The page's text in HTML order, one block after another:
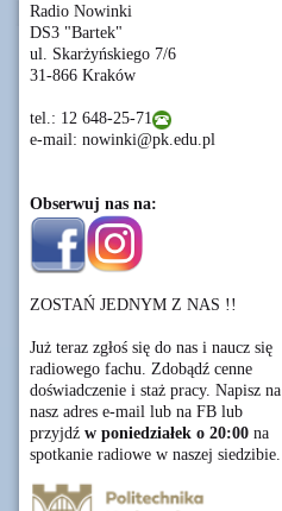
Radio Nowinki
DS3 "Bartek"
ul. Skarżyńskiego 7/6
31-866 Kraków
tel.: 12 648-25-71
e-mail: nowinki@pk.edu.pl
Obserwuj nas na:
ZOSTAŃ JEDNYM Z NAS !!
Już teraz zgłoś się do nas i naucz się
radiowego fachu. Zdobądź cenne
doświadczenie i staż pracy. Napisz na
nasz adres e-mail lub na FB lub
przyjdź w poniedziałek o 20:00 na
spotkanie radiowe w naszej siedzibie.